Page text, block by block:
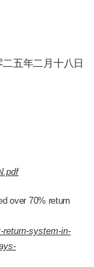
二五年二月十八日
over 70% return
return-system-in-